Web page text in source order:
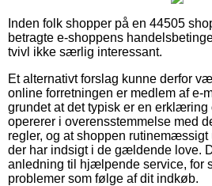
Inden folk shopper på en 44505
betragte e-shoppens
tvivl ikke særlig interessant.
Et alternativt forslag kunne derfor
online forretningen er medlem af e-
grundet at det typisk er en erklæring
opererer i overensstemmelse med
regler, og at shoppen
der har indsigt i de gældende love.
anledning til hjælpende service, for
problemer som følge af dit indkøb.